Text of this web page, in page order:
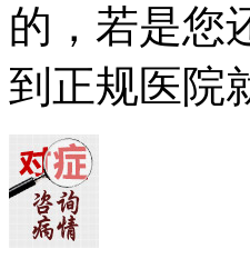
的，若是您
到正规医院